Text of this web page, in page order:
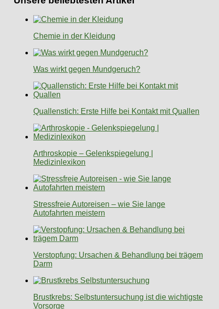
Chemie in der Kleidung
Was wirkt gegen Mundgeruch?
Quallenstich: Erste Hilfe bei Kontakt mit Quallen
Arthroskopie – Gelenkspiegelung |
Medizinlexikon
Stressfreie Autoreisen – wie Sie lange
Autofahrten meistern
Verstopfung: Ursachen & Behandlung bei trägem
Darm
Brustkrebs: Selbstuntersuchung ist die wichtigste
Vorsorge